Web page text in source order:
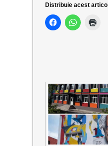
Distribuie acest articol